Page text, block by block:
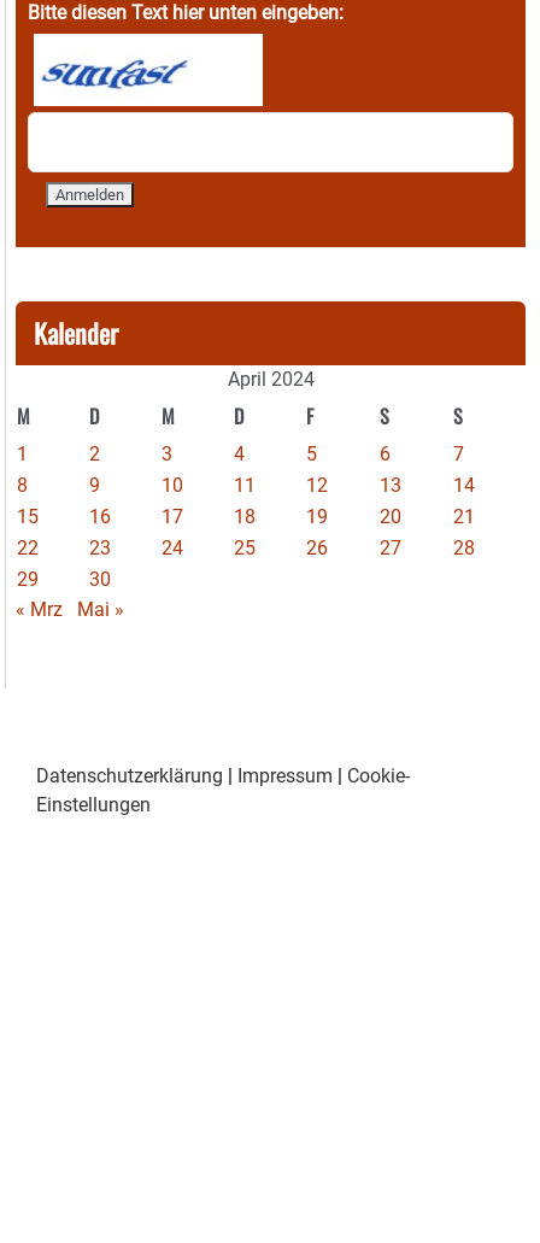
Bitte diesen Text hier unten eingeben:
Kalender
April 2024
M D M D F S S
1 2 3 4 5 6
7
8
9 10 11 12 13
14
15
16 17 18 19 20
21
22
23 24 25 26 27
28
29
30
« Mrz
Mai »
Datenschutzerklärung Impressum
Cookie-
Einstellungen